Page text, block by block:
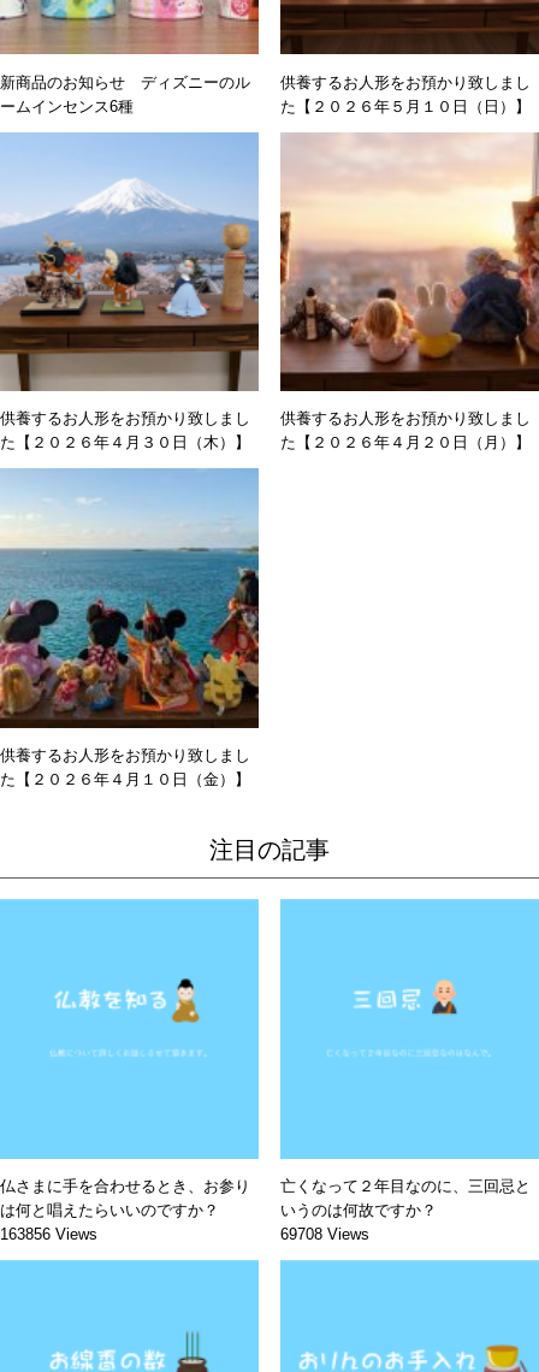
新商品のお知らせ ディズニーのル
ームインセンス6種
供養するお人形をお預かり致しまし
た【２０２６年５月１０日（日）】
供養するお人形をお預かり致しまし
た【２０２６年４月３０日（木）】
供養するお人形をお預かり致しまし
た【２０２６年４月２０日（月）】
供養するお人形をお預かり致しまし
た【２０２６年４月１０日（金）】
注目の記事
仏さまに手を合わせるとき、お参り
は何と唱えたらいいのですか？
163856 Views
亡くなって２年目なのに、三回忌と
いうのは何故ですか？
69708 Views